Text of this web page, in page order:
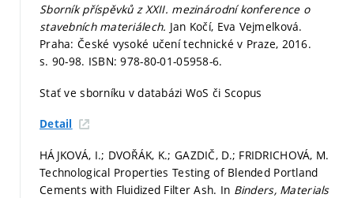
Sborník příspěvků z XXII. mezinárodní konference o
stavebních materiálech. Jan Kočí, Eva Vejmelková.
Praha: České vysoké učení technické v Praze, 2016.
s. 90-98. ISBN: 978-80-01-05958-6.
Stať ve sborníku v databázi WoS či Scopus
Detail
HÁJKOVÁ, I.; DVOŘÁK, K.; GAZDIČ, D.; FRIDRICHOVÁ, M.
Technological Properties Testing of Blended Portland
Cements with Fluidized Filter Ash. In Binders, Materials